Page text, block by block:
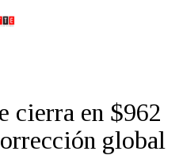
cierra en $962
global